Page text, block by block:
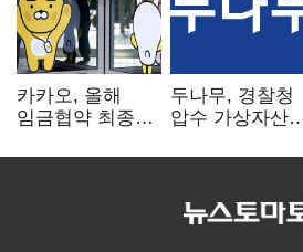
카카오, 올해
임금협약 최종
인상·격려금
두나무, 경찰청
압수 가상자산
커스터디 사업